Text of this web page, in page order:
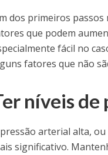
dos primeiros passos
que podem
fácil no
fatores que não
níveis de
arterial alta,
significativo.